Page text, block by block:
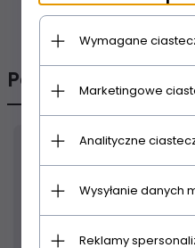
OPINIE KLIENTÓW
Polecamy
Wymagane
Marketingowe
Analityczne
Wysyłanie danych
Reklamy